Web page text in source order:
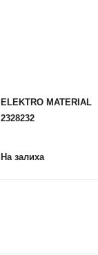
ELEKTRO MATERIAL
2328232
На залиха